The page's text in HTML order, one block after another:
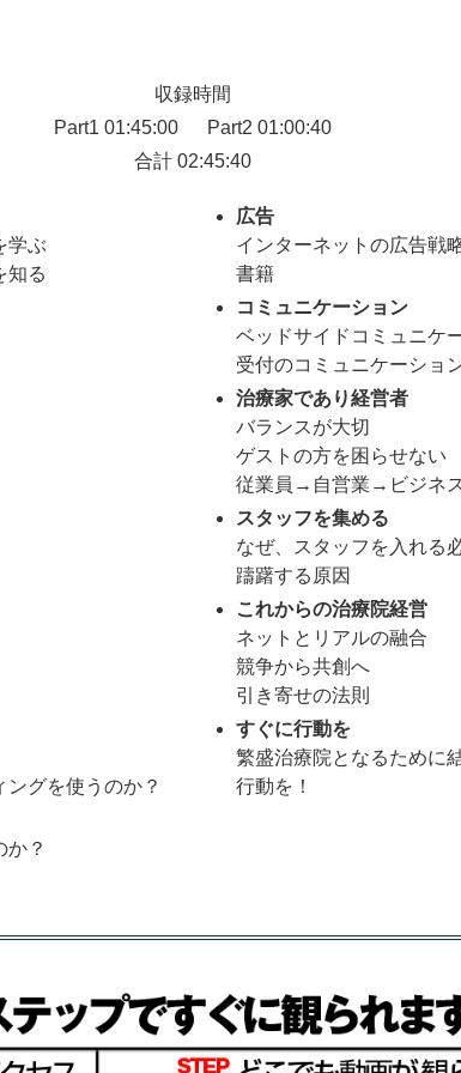
収録時間
Part1 01:45:00 Part2 01:00:40
合計 02:45:40
学ぶ
知る
グを使うのか？
か？
広告
インターネットの広告戦
書籍
コミュニケーション
ベッドサイドコミュニケ
受付のコミュニケーショ
治療家であり経営者
バランスが大切
ゲストの方を困らせない
従業員→自営業→ビジネ
スタッフを集める
なぜ、スタッフを入れる
躊躇する原因
これからの治療院経営
ネットとリアルの融合
競争から共創へ
引き寄せの法則
すぐに行動を
繁盛治療院となるために
行動を！